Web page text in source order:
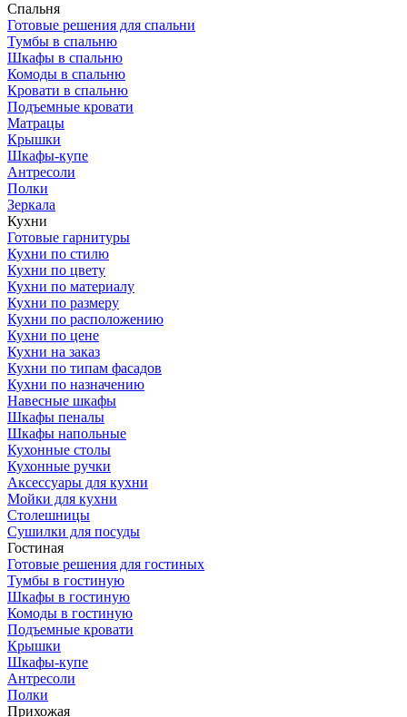
Спальня
Готовые решения для спальни
Тумбы в спальню
Шкафы в спальню
Комоды в спальню
Кровати в спальню
Подъемные кровати
Матрацы
Крышки
Шкафы-купе
Антресоли
Полки
Зеркала
Кухни
Готовые гарнитуры
Кухни по стилю
Кухни по цвету
Кухни по материалу
Кухни по размеру
Кухни по расположению
Кухни по цене
Кухни на заказ
Кухни по типам фасадов
Кухни по назначению
Навесные шкафы
Шкафы пеналы
Шкафы напольные
Кухонные столы
Кухонные ручки
Аксессуары для кухни
Мойки для кухни
Столешницы
Сушилки для посуды
Гостиная
Готовые решения для гостиных
Тумбы в гостиную
Шкафы в гостиную
Комоды в гостиную
Подъемные кровати
Крышки
Шкафы-купе
Антресоли
Полки
Прихожая